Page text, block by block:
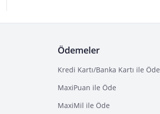
Ödemeler
Kredi Kartı/Banka Kartı ile Öde
MaxiPuan ile Öde
MaxiMil ile Öde